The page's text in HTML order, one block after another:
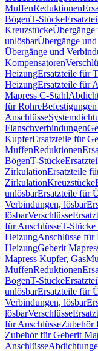
MuffenReduktionen
BögenT-Stücke
KreuzstückeÜbergänge
unlösbarÜbergänge
Übergänge und
Kompensatoren
HeizungErsatzteile für
HeizungErsatzteile für
Mapress C-Stahl
für Rohre
Anschlüsse
Flanschverbindungen
KupferErsatzteile für
MuffenReduktionen
BögenT-Stücke
ZirkulationErsatzteile
ZirkulationKreuzstücke
unlösbarErsatzteile für
Verbindungen, lösbar
lösbarVerschlüsse
für AnschlüsseT-
HeizungAnschlüsse für
HeizungGeberit
Mapress Kupfer, Gas
MuffenReduktionen
BögenT-Stücke
unlösbarErsatzteile für
Verbindungen, lösbar
lösbarVerschlüsse
für AnschlüsseZubehör
Zubehör für Geberit
Anschlüsse